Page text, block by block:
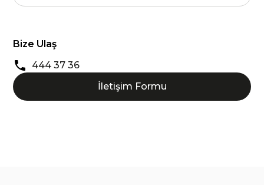
Bize Ulaş
444 37 36
İletişim Formu